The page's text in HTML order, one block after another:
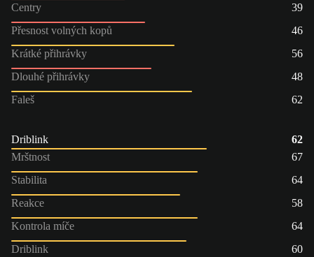
Centry
39
Přesnost volných kopů
46
Krátké přihrávky
56
Dlouhé přihrávky
48
Faleš
62
Driblink
62
Mrštnost
67
Stabilita
64
Reakce
58
Kontrola míče
64
Driblink
60